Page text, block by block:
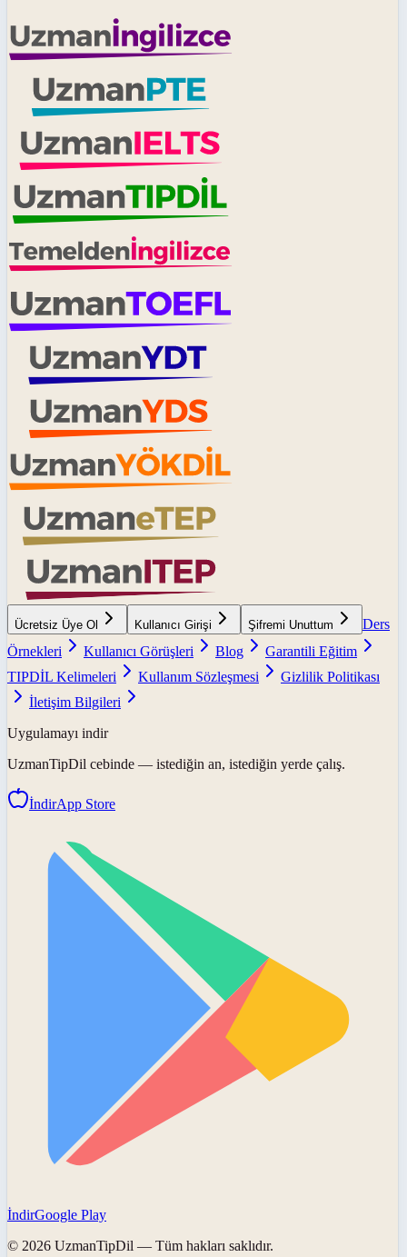
Ücretsiz Üye Ol Kullanıcı Girişi Şifremi Unuttum
Ders
Örnekleri
Kullanıcı Görüşleri Blog
Garantili Eğitim
TIPDİL Kelimeleri
Kullanım Sözleşmesi
Gizlilik Politikası
İletişim Bilgileri
Uygulamayı indir
UzmanTipDil cebinde — istediğin an, istediğin yerde çalış.
İndirApp Store
İndirGoogle Play
© 2026 UzmanTipDil — Tüm hakları saklıdır.